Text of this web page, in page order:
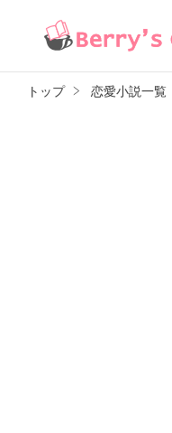
トップ 恋愛小説一覧